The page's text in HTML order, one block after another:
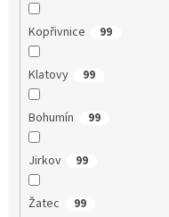
Kopřivnice 99
Klatovy 99
Bohumín 99
Jirkov 99
Žatec 99